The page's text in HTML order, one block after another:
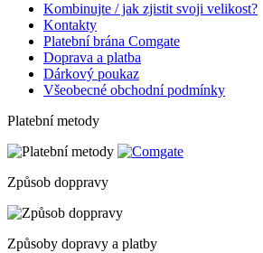
Kombinujte / jak zjistit svoji velikost?
Kontakty
Platební brána Comgate
Doprava a platba
Dárkový poukaz
Všeobecné obchodní podmínky
Platební metody
Způsob doppravy
Způsoby dopravy a platby